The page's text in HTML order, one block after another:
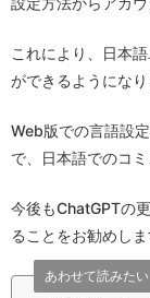
これにより、日本
ができるようになり
Web版での言語設
で、日本語でのコ
今後もChatGPTの
ることをお勧めしま
あわせて読みたい